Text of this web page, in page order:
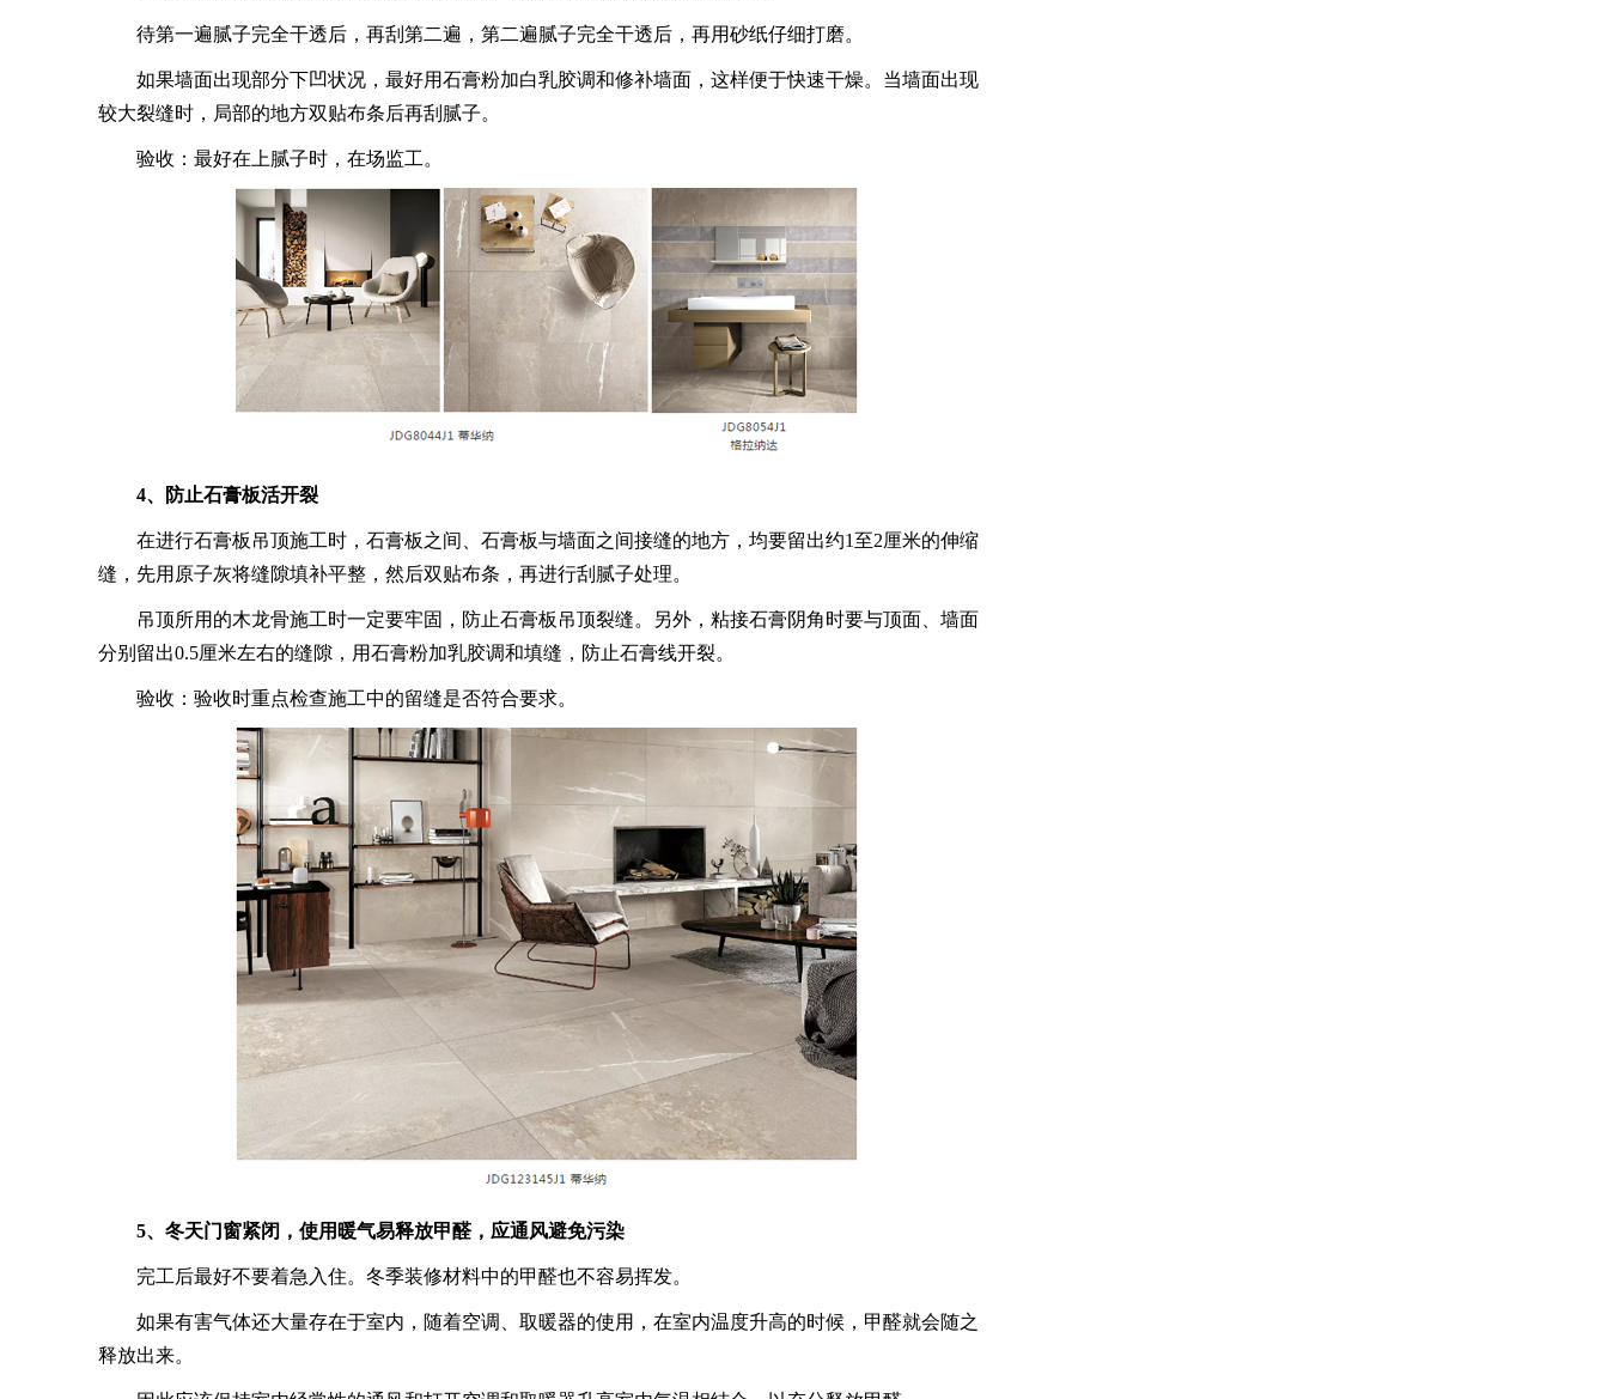
待第一遍腻子完全干透后，再刮第二遍，第二遍腻子完全干透后，再用砂纸仔细打磨。
如果墙面出现部分下凹状况，最好用石膏粉加白乳胶调和修补墙面，这样便于快速干燥。当墙面出现
较大裂缝时，局部的地方双贴布条后再刮腻子。
验收：最好在上腻子时，在场监工。
4、防止石膏板活开裂
在进行石膏板吊顶施工时，石膏板之间、石膏板与墙面之间接缝的地方，均要留出约1至2厘米的伸缩
缝，先用原子灰将缝隙填补平整，然后双贴布条，再进行刮腻子处理。
吊顶所用的木龙骨施工时一定要牢固，防止石膏板吊顶裂缝。另外，粘接石膏阴角时要与顶面、墙面
分别留出0.5厘米左右的缝隙，用石膏粉加乳胶调和填缝，防止石膏线开裂。
验收：验收时重点检查施工中的留缝是否符合要求。
5、冬天门窗紧闭，使用暖气易释放甲醛，应通风避免污染
完工后最好不要着急入住。冬季装修材料中的甲醛也不容易挥发。
如果有害气体还大量存在于室内，随着空调、取暖器的使用，在室内温度升高的时候，甲醛就会随之
释放出来。